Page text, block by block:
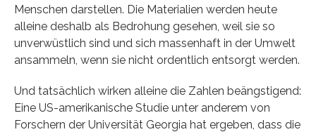
Menschen darstellen. Die Materialien werden heute
alleine deshalb als Bedrohung gesehen, weil sie so
unverwüstlich sind und sich massenhaft in der Umwelt
ansammeln, wenn sie nicht ordentlich entsorgt werden.
Und tatsächlich wirken alleine die Zahlen beängstigend:
Eine US-amerikanische Studie unter anderem von
Forschern der Universität Georgia hat ergeben, dass die